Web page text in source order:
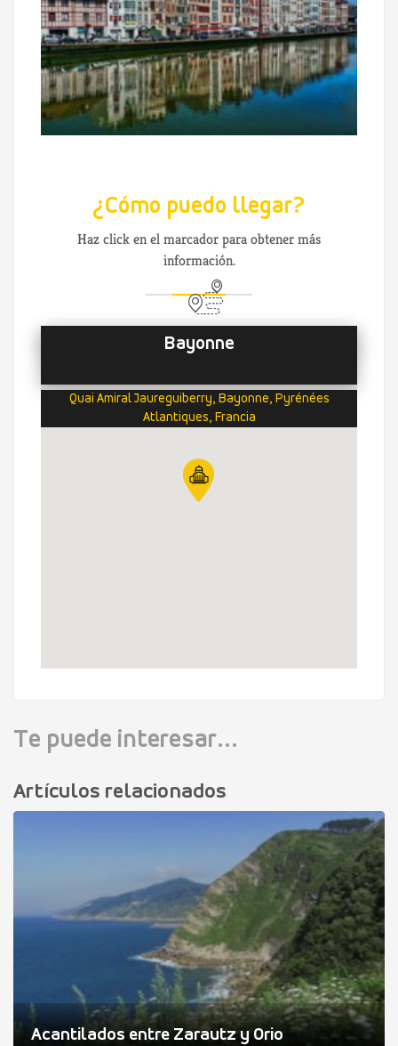
¿Cómo puedo llegar?
Haz click en el marcador para obtener más
información.
Bayonne
Quai Amiral Jaureguiberry, Bayonne, Pyrénées
Atlantiques, Francia
Te puede interesar...
Artículos relacionados
Acantilados entre Zarautz y Orio